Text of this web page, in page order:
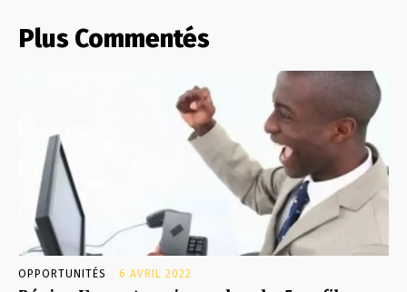
Plus Commentés
OPPORTUNITÉS 6 AVRIL 2022